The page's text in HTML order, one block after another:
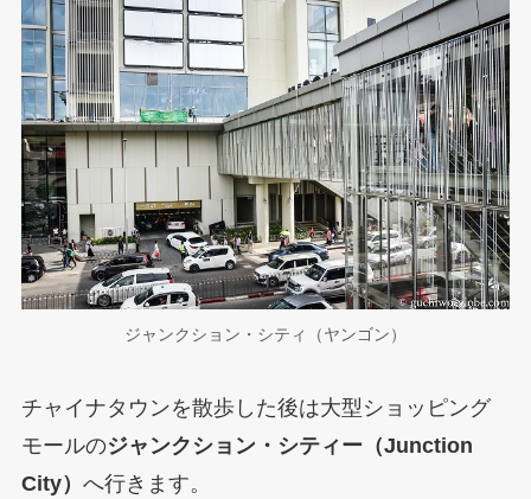
ジャンクション・シティ（ヤンゴン）
チャイナタウンを散歩した後は大型ショッピング
モールのジャンクション・シティー（Junction
City） へ行きます。